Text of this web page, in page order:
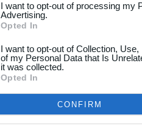
I want to opt-out of processing my
Advertising.
Opted In
I want to opt-out of Collection,
of my Personal Data that Is
it was collected.
Opted In
CONFIRM